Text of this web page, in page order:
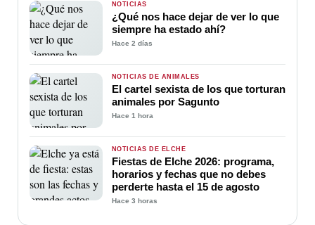
NOTICIAS
¿Qué nos hace dejar de ver lo que
siempre ha estado ahí?
Hace 2 días
NOTICIAS DE ANIMALES
El cartel sexista de los que torturan
animales por Sagunto
Hace 1 hora
NOTICIAS DE ELCHE
Fiestas de Elche 2026: programa,
horarios y fechas que no debes
perderte hasta el 15 de agosto
Hace 3 horas